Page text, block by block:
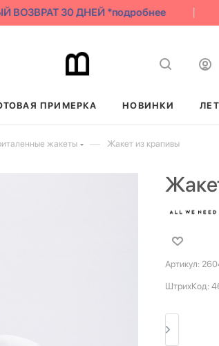
30 ДНЕЙ *подробнее
ПРИМЕРКА НОВИНКИ
жакеты — Жакет из крапивы
Артикул:
ШтрихКод: